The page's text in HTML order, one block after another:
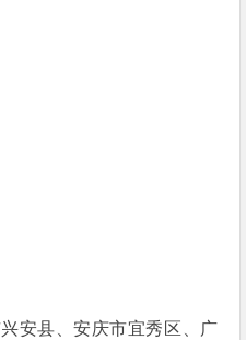
安县、安庆市宜秀区、广